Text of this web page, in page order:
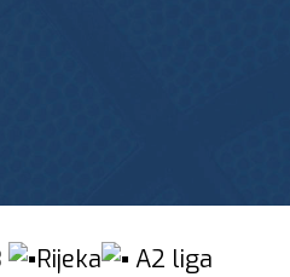
Rijeka
A2 liga